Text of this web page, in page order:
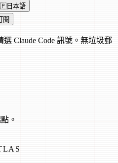
日本語
閱
Claude Code 訊號。無垃圾郵
。